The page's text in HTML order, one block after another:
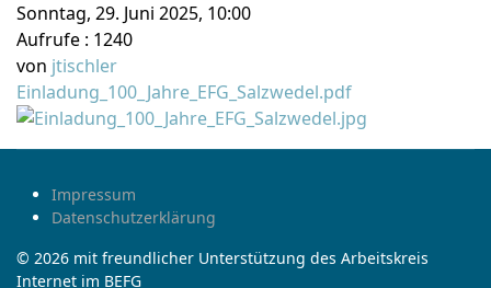
Sonntag, 29. Juni 2025, 10:00
Aufrufe : 1240
von jtischler
Einladung_100_Jahre_EFG_Salzwedel.pdf
Impressum
Datenschutzerklärung
© 2026 mit freundlicher Unterstützung des Arbeitskreis
Internet im BEFG